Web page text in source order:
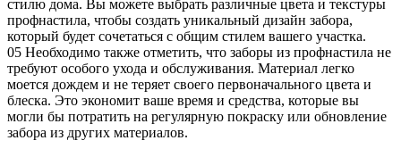
стилю дома. Вы можете выбрать различные цвета и текстуры
профнастила, чтобы создать уникальный дизайн забора,
который будет сочетаться с общим стилем вашего участка.
05 Необходимо также отметить, что заборы из профнастила не
требуют особого ухода и обслуживания. Материал легко
моется дождем и не теряет своего первоначального цвета и
блеска. Это экономит ваше время и средства, которые вы
могли бы потратить на регулярную покраску или обновление
забора из других материалов.